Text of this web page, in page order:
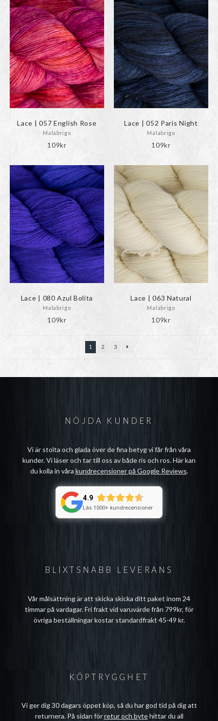
Lace | 057 English Rose
Malabrigo
109kr
Lace | 052 Paris Night
Malabrigo
109kr
Lace | 080 Azul Bolita
Malabrigo
109kr
Lace | 063 Natural
Malabrigo
109kr
1 2 3
BLIXTSNABB LEVERANS
Vår målsättning är att skicka skicka ditt paket inom 24
timmar på vardagar. Fri frakt vid varuvärde från 799kr, för
övriga beställningar kostar standardfrakt 45-49 kr.
NÖJDA KUNDER
Vi är stolta och glada över de fina betyg vi får från våra
kunder. Vi läser och tar till oss av både ris och ros. Här kan
du kolla in våra kundrecensioner på Google Reviews.
4.9
Läs 1000+ kundrecensioner
KÖPTRYGGHET
Vi ger dig 30 dagars öppet köp, så du har god tid på dig att
returnera. På sidan förretur och bytehittar du all